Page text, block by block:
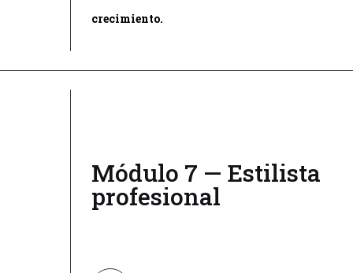
crecimiento.
Módulo 7 — Estilista
profesional